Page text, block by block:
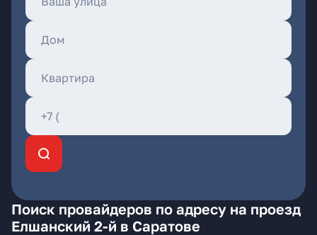
Поиск провайдеров по адресу на проезд
Елшанский 2-й в Саратове